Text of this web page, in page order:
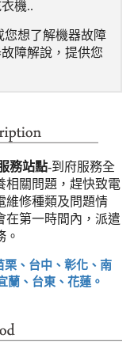
機..
想了解機器故障
障解說，提供您
務站點-到府服務全
相關問題，趕快致電
維修種類及問題情
在第一時間內，派遣
。
栗、台中、彰化、南
蘭、台東、花蓮。